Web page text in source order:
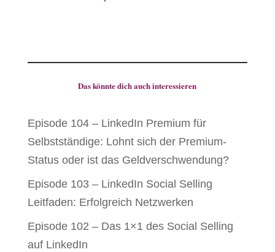
Das könnte dich auch interessieren
Episode 104 – LinkedIn Premium für
Selbstständige: Lohnt sich der Premium-
Status oder ist das Geldverschwendung?
Episode 103 – LinkedIn Social Selling
Leitfaden: Erfolgreich Netzwerken
Episode 102 – Das 1×1 des Social Selling
auf LinkedIn